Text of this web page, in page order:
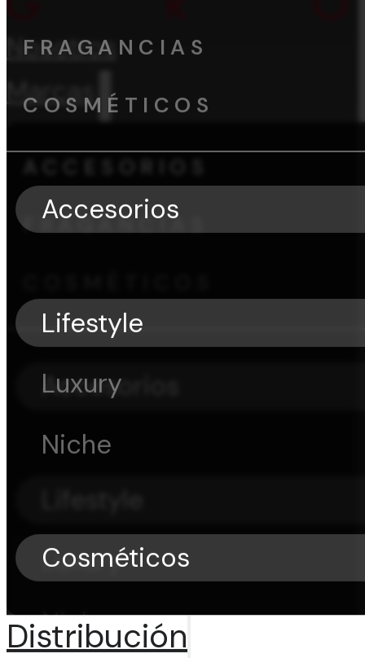
Nosotros
Marcas
ACCESORIOS
FRAGANCIAS
Accesorios
Luxury
Niche
FRAGANCIAS
COSMÉTICOS
Accesorios
Lifestyle
Luxury
Niche
Cosméticos
Distribución